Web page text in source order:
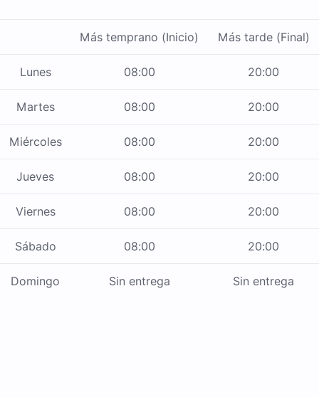
Más temprano (Inicio) Más tarde (Final)
Lunes 08:00 20:00
Martes 08:00 20:00
Miércoles 08:00 20:00
Jueves 08:00 20:00
Viernes 08:00 20:00
Sábado 08:00 20:00
Domingo Sin entrega Sin entrega